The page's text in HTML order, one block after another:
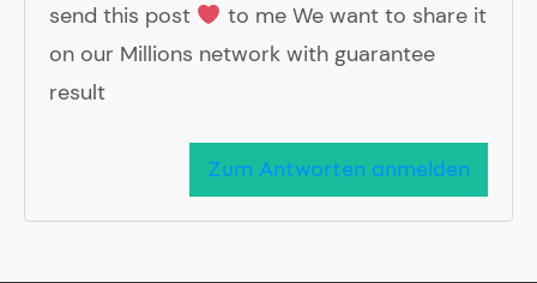
send this post
to me We want to share it
on our Millions network with guarantee
result
Zum Antworten anmelden